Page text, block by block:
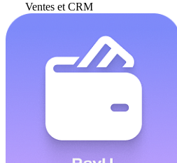
Ventes et CRM